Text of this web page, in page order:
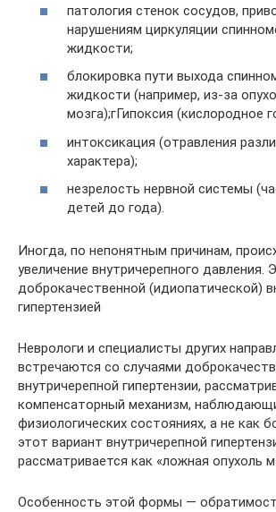
патология стенок сосудов,
нарушениям циркуляции
жидкости;
блокировка пути выхода
жидкости (например, из-за
мозга);гГипоксия (кислородное
интоксикация (отравления
характера);
незрелость нервной системы
детей до года).
Иногда, по непонятным причинам,
увеличение внутричерепного давления.
доброкачественной (идиопатической)
гипертензией
Неврологи и специалисты других
встречаются со случаями
внутричерепной гипертензии,
компенсаторный механизм,
физиологических состояниях, а не как
этот вариант внутричерепной
рассматривается как «ложная опухоль
Особенность этой формы —